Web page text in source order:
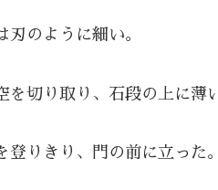
刃のように細い。
を切り取り、石段の上に薄
登りきり、門の前に立った。